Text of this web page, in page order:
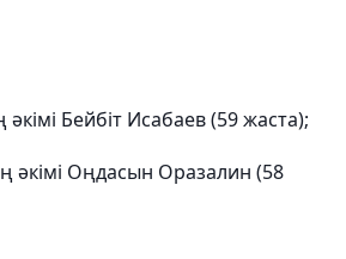
Бейбіт Исабаев (59 жаста);
әкімі Оңдасын Оразалин (58